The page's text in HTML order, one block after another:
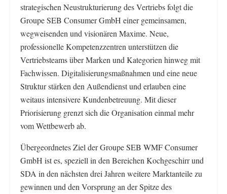
strategischen Neustrukturierung des Vertriebs folgt die
Groupe SEB Consumer GmbH einer gemeinsamen,
wegweisenden und visionären Maxime. Neue,
professionelle Kompetenzzentren unterstützen die
Vertriebsteams über Marken und Kategorien hinweg mit
Fachwissen. Digitalisierungsmaßnahmen und eine neue
Struktur stärken den Außendienst und erlauben eine
weitaus intensivere Kundenbetreuung. Mit dieser
Priorisierung grenzt sich die Organisation einmal mehr
vom Wettbewerb ab.
Übergeordnetes Ziel der Groupe SEB WMF Consumer
GmbH ist es, speziell in den Bereichen Kochgeschirr und
SDA in den nächsten drei Jahren weitere Marktanteile zu
gewinnen und den Vorsprung an der Spitze des